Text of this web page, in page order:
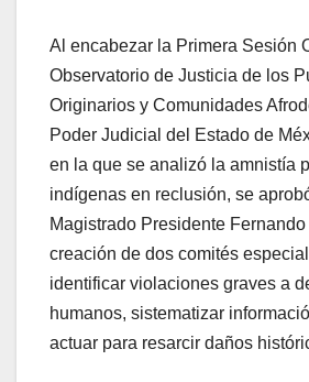
Al encabezar la Primera Sesión
Observatorio de Justicia de los
Originarios y Comunidades
Poder Judicial del Estado de
en la que se analizó la amnistía
indígenas en reclusión, se
Magistrado Presidente
creación de dos comités
identificar violaciones graves a
humanos, sistematizar
actuar para resarcir daños